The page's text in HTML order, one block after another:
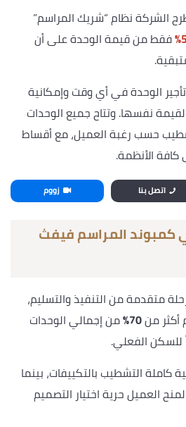
الشركة نظام “شريك المراسم”
فقط من قيمة الوحدة على أن
الوحدة في أي وقت وإمكانية
نفسها. وتتاح جميع الوحدات
حسب رغبة العميل، مع أقساط
الأنظمة.
اتصل بنا زووم
كمبوند المراسم فيفث
متقدمة من التنفيذ والتسليم،
من70% من إجمالي الوحدات
للسكن الفعلي.
التشطيب بالتكييفات، بينما
العميل حرية اختيار التصميم